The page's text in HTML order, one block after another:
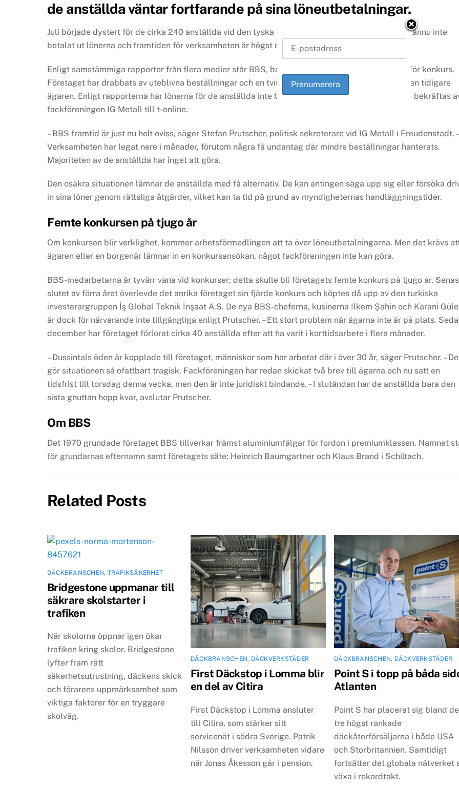
de anställda väntar fortfarande på sina löneutbetalningar.
Juli började dystert för de cirka 240 anställda vid den tyska fälgtillverkaren BBS. Företaget har ännu inte
betalat ut lönerna och framtiden för verksamheten är högst oviss.
Enligt samstämmiga rapporter från flera medier står BBS, baserat i Schiltach i Schwarzwald, inför konkurs.
Företaget har drabbats av uteblivna beställningar och en tvist om varumärkesrättigheter med den tidigare
ägaren. Enligt rapporterna har lönerna för de anställda inte betalats ut i maj och juni, vilket även bekräftas
fackföreningen IG Metall till t-online.
– BBS framtid är just nu helt oviss, säger Stefan Prutscher, politisk sekreterare vid IG Metall i Freudenstadt. –
Verksamheten har legat nere i månader, förutom några få undantag där mindre beställningar hanterats.
Majoriteten av de anställda har inget att göra.
Den osäkra situationen lämnar de anställda med få alternativ. De kan antingen säga upp sig eller försöka
in sina löner genom rättsliga åtgärder, vilket kan ta tid på grund av myndigheternas handläggningstider.
Femte konkursen på tjugo år
Om konkursen blir verklighet, kommer arbetsförmedlingen att ta över löneutbetalningarna. Men det krävs
ägaren eller en borgenär lämnar in en konkursansökan, något fackföreningen inte kan göra.
BBS-medarbetarna är tyvärr vana vid konkurser; detta skulle bli företagets femte konkurs på tjugo år.
slutet av förra året överlevde det anrika företaget sin fjärde konkurs och köptes då upp av den turkiska
investerargruppen İş Global Teknik İnşaat A.S. De nya BBS-cheferna, kusinerna Ilkem Şahin och Karani
är dock för närvarande inte tillgängliga enligt Prutscher. – Ett stort problem när ägarna inte är på plats.
december har företaget förlorat cirka 40 anställda efter att ha varit i korttidsarbete i flera månader.
– Dussintals öden är kopplade till företaget, människor som har arbetat där i över 30 år, säger Prutscher. –
gör situationen så ofattbart tragisk. Fackföreningen har redan skickat två brev till ägarna och nu satt en
tidsfrist till torsdag denna vecka, men den är inte juridiskt bindande. – I slutändan har de anställda bara den
sista gnuttan hopp kvar, avslutar Prutscher.
Om BBS
Det 1970 grundade företaget BBS tillverkar främst aluminiumfälgar för fordon i premiumklassen. Namnet
för grundarnas efternamn samt företagets säte: Heinrich Baumgartner och Klaus Brand i Schiltach.
Related Posts
DÄCKBRANSCHEN, TRAFIKSÄKERHET
Bridgestone uppmanar till
säkrare skolstarter i
trafiken
När skolorna öppnar igen ökar
trafiken kring skolor. Bridgestone
lyfter fram rätt
säkerhetsutrustning, däckens skick
och förarens uppmärksamhet som
viktiga faktorer för en tryggare
skolväg.
DÄCKBRANSCHEN, DÄCKVERKSTÄDER
First Däckstop i Lomma blir
en del av Citira
First Däckstop i Lomma ansluter
till Citira, som stärker sitt
servicenät i södra Sverige. Patrik
Nilsson driver verksamheten vidare
när Jonas Åkesson går i pension.
DÄCKBRANSCHEN, DÄCKVERKSTÄDER
Point S i topp på båda
Atlanten
Point S har placerat sig bland de
tre högst rankade
däckåterförsäljarna i både USA
och Storbritannien. Samtidigt
fortsätter det globala nätverket
växa i rekordtakt.